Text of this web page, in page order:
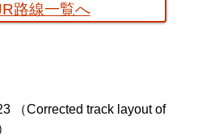
路線一覧へ
（Corrected track layout of